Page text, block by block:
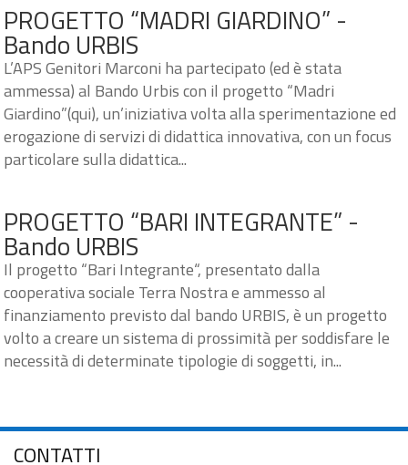
PROGETTO “MADRI GIARDINO” -
Bando URBIS
L’APS Genitori Marconi ha partecipato (ed è stata
ammessa) al Bando Urbis con il progetto “Madri
Giardino”(qui), un’iniziativa volta alla sperimentazione ed
erogazione di servizi di didattica innovativa, con un focus
particolare sulla didattica...
PROGETTO “BARI INTEGRANTE” -
Bando URBIS
Il progetto “Bari Integrante“, presentato dalla
cooperativa sociale Terra Nostra e ammesso al
finanziamento previsto dal bando URBIS, è un progetto
volto a creare un sistema di prossimità per soddisfare le
necessità di determinate tipologie di soggetti, in...
CONTATTI